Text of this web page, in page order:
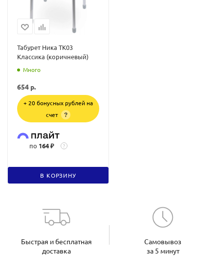
Табурет Ника ТК03
Классика (коричневый)
Много
654 р.
+ 20 бонусных рублей на
счет
?
по 164 ₽ ?
В КОРЗИНУ
Быстрая и бесплатная
доставка
Самовывоз
за 5 минут